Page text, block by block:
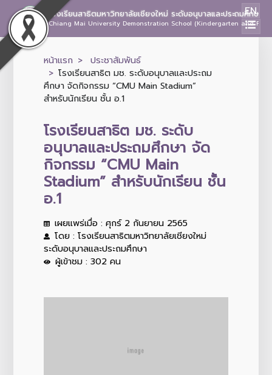
โรงเรียนสาธิตมหาวิทยาลัยเชียงใหม่ ระดับอนุบาลและประถมศึกษา
Chiang Mai University Demonstration School (Kindergarten and
EN
หน้าแรก
ประชาสัมพันธ์
โรงเรียนสาธิต มช. ระดับอนุบาลและประถม
ศึกษา จัดกิจกรรม “CMU Main Stadium”
สำหรับนักเรียน ชั้น อ.1
โรงเรียนสาธิต มช. ระดับ
อนุบาลและประถมศึกษา จัด
กิจกรรม “CMU Main
Stadium” สำหรับนักเรียน ชั้น
อ.1
เผยแพร่เมื่อ : ศุกร์ 2 กันยายน 2565
โดย : โรงเรียนสาธิตมหาวิทยาลัยเชียงใหม่
ระดับอนุบาลและประถมศึกษา
ผู้เข้าชม : 302 คน